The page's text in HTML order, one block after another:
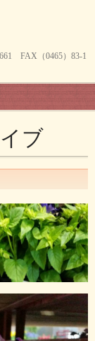
FAX（0465）83-1
ブ